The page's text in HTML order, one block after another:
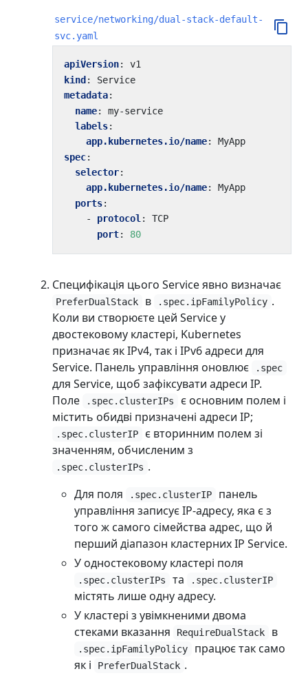
service/networking/dual-stack-default-
svc.yaml
apiVersion:
v1
kind :
Service
metadata:
name:
my-service
labels:
app.kubernetes.io/name:
MyApp
spec:
selector:
app.kubernetes.io/name:
MyApp
ports:
- protocol:
TCP
port: 80
Специфікація цього Service явно визначає
PreferDualStack в .spec.ipFamilyPolicy .
Коли ви створюєте цей Service у
двостековому кластері, Kubernetes
призначає як IPv4, так і IPv6 адреси для
Service. Панель управління оновлює
.spec
для Service, щоб зафіксувати адреси IP.
Поле
.spec.clusterIPs
є основним полем і
містить обидві призначені адреси IP;
.spec.clusterIP
є вторинним полем зі
значенням, обчисленим з
.spec.clusterIPs .
Для поля
.spec.clusterIP
панель
управління записує IP-адресу, яка є з
того ж самого сімейства адрес, що й
перший діапазон кластерних IP Service.
У одностековому кластері поля
.spec.clusterIPs та .spec.clusterIP
містять лише одну адресу.
У кластері з увімкненими двома
стеками вказання
RequireDualStack в
.spec.ipFamilyPolicy
працює так само
як і
PreferDualStack .